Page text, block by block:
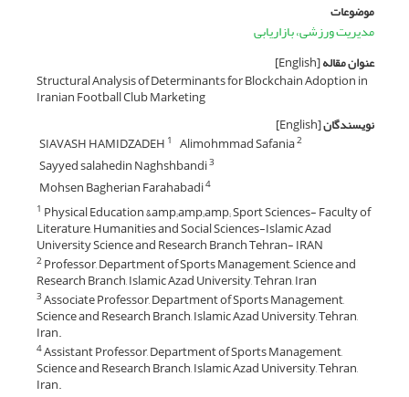
موضوعات
مدیریت ورزشی، بازاریابی
عنوان مقاله[English]
Structural Analysis of Determinants for Blockchain Adoption in
Iranian Football Club Marketing
نویسندگان[English]
SIAVASH HAMIDZADEH 1 Alimohmmad Safania2
Sayyed salahedin Naghshbandi3
Mohsen Bagherian Farahabadi4
1 Physical Education &amp;amp;amp; Sport Sciences- Faculty of
Literature, Humanities and Social Sciences-Islamic Azad
University Science and Research Branch Tehran- IRAN
2Professor, Department of Sports Management, Science and
Research Branch, Islamic Azad University, Tehran, Iran
3Associate Professor, Department of Sports Management,
Science and Research Branch, Islamic Azad University, Tehran,
Iran.
4Assistant Professor, Department of Sports Management,
Science and Research Branch, Islamic Azad University, Tehran,
Iran.